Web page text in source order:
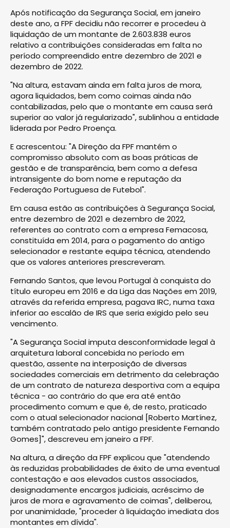
Após notificação da Segurança Social, em janeiro
deste ano, a FPF decidiu não recorrer e procedeu à
liquidação de um montante de 2.603.838 euros
relativo a contribuições consideradas em falta no
período compreendido entre dezembro de 2021 e
dezembro de 2022.
"Na altura, estavam ainda em falta juros de mora,
agora liquidados, bem como coimas ainda não
contabilizadas, pelo que o montante em causa será
superior ao valor já regularizado", sublinhou a entidade
liderada por Pedro Proença.
E acrescentou: "A Direção da FPF mantém o
compromisso absoluto com as boas práticas de
gestão e de transparência, bem como a defesa
intransigente do bom nome e reputação da
Federação Portuguesa de Futebol".
Em causa estão as contribuições à Segurança Social,
entre dezembro de 2021 e dezembro de 2022,
referentes ao contrato com a empresa Femacosa,
constituída em 2014, para o pagamento do antigo
selecionador e restante equipa técnica, atendendo
que os valores anteriores prescreveram.
Fernando Santos, que levou Portugal à conquista do
título europeu em 2016 e da Liga das Nações em 2019,
através da referida empresa, pagava IRC, numa taxa
inferior ao escalão de IRS que seria exigido pelo seu
vencimento.
"A Segurança Social imputa desconformidade legal à
arquitetura laboral concebida no período em
questão, assente na interposição de diversas
sociedades comerciais em detrimento da celebração
de um contrato de natureza desportiva com a equipa
técnica - ao contrário do que era até então
procedimento comum e que é, de resto, praticado
com o atual selecionador nacional [Roberto Martínez,
também contratado pelo antigo presidente Fernando
Gomes]", descreveu em janeiro a FPF.
Na altura, a direção da FPF explicou que "atendendo
às reduzidas probabilidades de êxito de uma eventual
contestação e aos elevados custos associados,
designadamente encargos judiciais, acréscimo de
juros de mora e agravamento de coimas", deliberou,
por unanimidade, "proceder à liquidação imediata dos
montantes em dívida".